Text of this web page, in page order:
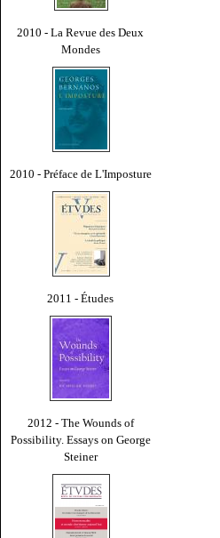
2010 - La Revue des Deux
Mondes
2010 - Préface de L'Imposture
2011 - Études
2012 - The Wounds of
Possibility. Essays on George
Steiner